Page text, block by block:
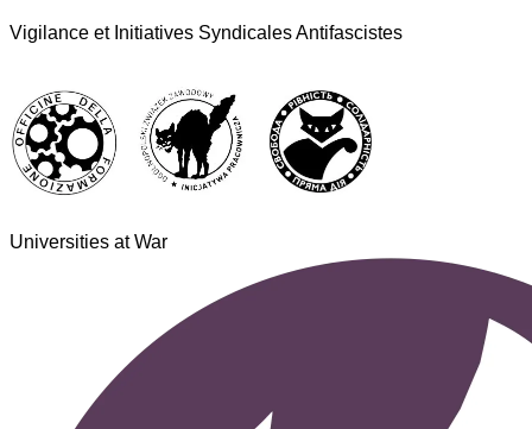
Vigilance et Initiatives Syndicales Antifascistes
Universities at War